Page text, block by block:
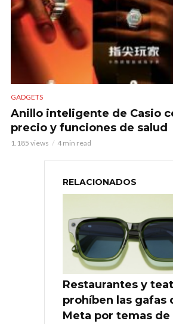
GADGETS
Anillo inteligente de Casio
precio y funciones de salud
1.185 views 4 min read
RELACIONADOS
Restaurantes y
prohíben las gafas
Meta por temas de